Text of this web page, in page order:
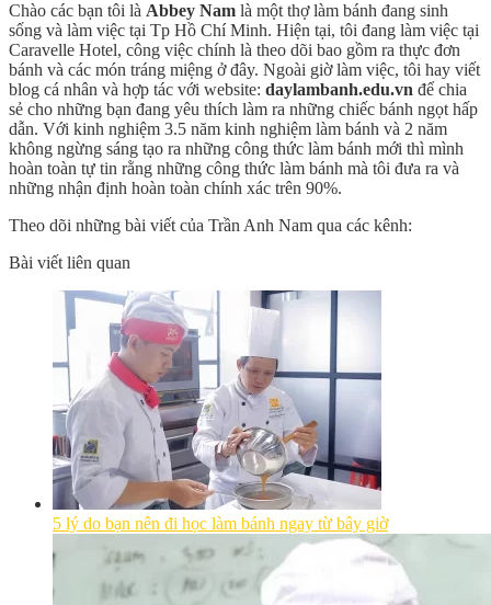
Chào các bạn tôi là Abbey Nam là một thợ làm bánh đang sinh
sống và làm việc tại Tp Hồ Chí Minh. Hiện tại, tôi đang làm việc tại
Caravelle Hotel, công việc chính là theo dõi bao gồm ra thực đơn
bánh và các món tráng miệng ở đây. Ngoài giờ làm việc, tôi hay viết
blog cá nhân và hợp tác với website: daylambanh.edu.vn để chia
sẻ cho những bạn đang yêu thích làm ra những chiếc bánh ngọt hấp
dẫn. Với kinh nghiệm 3.5 năm kinh nghiệm làm bánh và 2 năm
không ngừng sáng tạo ra những công thức làm bánh mới thì mình
hoàn toàn tự tin rằng những công thức làm bánh mà tôi đưa ra và
những nhận định hoàn toàn chính xác trên 90%.
Theo dõi những bài viết của Trần Anh Nam qua các kênh:
Bài viết liên quan
5 lý do bạn nên đi học làm bánh ngay từ bây giờ